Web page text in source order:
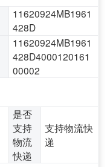
11620924MB1961
428D
11620924MB1961
428D4000120161
00002
是否
支持
物流
快递
支持物流快
递